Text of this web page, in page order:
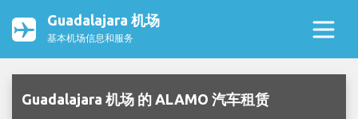
Guadalajara 机场
基本机场信息和服务
Guadalajara 机场 的 ALAMO 汽车租赁